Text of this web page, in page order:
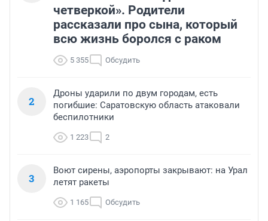
четверкой». Родители
рассказали про сына, который
всю жизнь боролся с раком
5 355 Обсудить
2
Дроны ударили по двум городам, есть
погибшие: Саратовскую область атаковали
беспилотники
1 223 2
3
Воют сирены, аэропорты закрывают: на Урал
летят ракеты
1 165 Обсудить